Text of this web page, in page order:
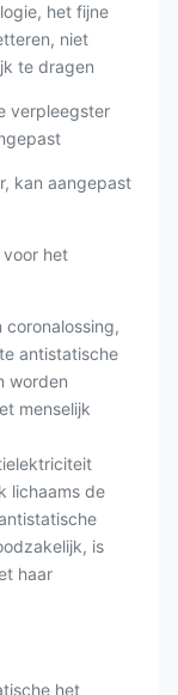
het fijne
niet
te dragen
verpleegster
kan aangepast
het
antistatische
worden
menselijk
lichaams de
is
haar
het